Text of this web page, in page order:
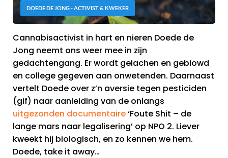
DOEDE DE JONG - ACTIVIST & KWEKER
Cannabisactivist in hart en nieren Doede de
Jong neemt ons weer mee in zijn
gedachtengang. Er wordt gelachen en geblowd
en college gegeven aan onwetenden. Daarnaast
vertelt Doede over z’n aversie tegen pesticiden
(gif) naar aanleiding van de onlangs
uitgezonden documentaire‘Foute Shit – de
lange mars naar legalisering’ op NPO 2. Liever
kweekt hij biologisch, en zo kennen we hem.
Doede, take it away…